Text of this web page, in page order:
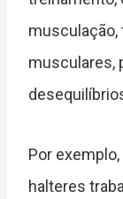
musculação,
musculares,
Por
halteres